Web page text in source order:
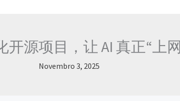
开源项目，让 AI 真正“上
Novembro 3, 2025